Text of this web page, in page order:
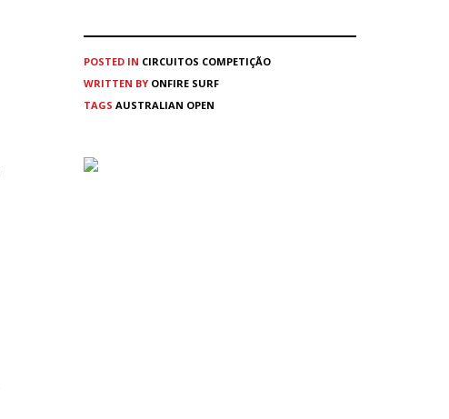
POSTED IN CIRCUITOS COMPETIÇÃO
WRITTEN BY ONFIRE SURF
TAGS AUSTRALIAN OPEN